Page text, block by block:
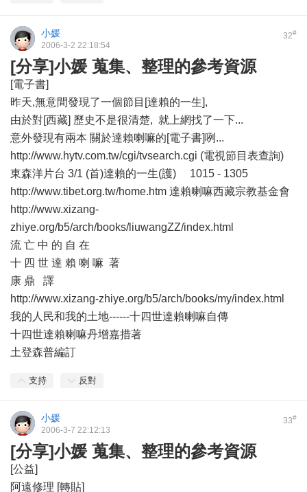
32#
小媛
2006-3-2 22:18:54
[分享]小媛 蒐集、整理的參考資源
[電子書]
昨天,無意間發現了一個節目[達賴的一生],
由於對[西藏] 歷史不是很清楚, 就上網找了一下...
意外發現有兩本 關於達賴喇嘛的[電子書]咧...
http://www.hytv.com.tw/cgi/tvsearch.cgi (電視節目表查詢)
東森洋片台 3/1 (首)達賴的一生(護) 1015 - 1305
http://www.tibet.org.tw/home.htm 達賴喇嘛西藏宗教基金會
http://www.xizang-
zhiye.org/b5/arch/books/liuwangZZ/index.html
流 亡 中 的 自 在
十 四 世 達 賴 喇 嘛 著
康 鼎 譯
http://www.xizang-zhiye.org/b5/arch/books/my/index.html
我的人民和我的土地------十四世達賴喇嘛自傳
十四世達賴喇嘛丹增嘉措著
土登森普編訂
支持 反對
33#
小媛
2006-3-7 22:12:13
[分享]小媛 蒐集、整理的參考資源
[公益]
阿遠修理 [轉貼]